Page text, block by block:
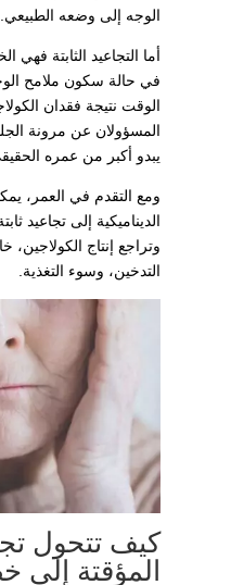
الوجه إلى وضعه الطبيعي.
أما التجاعيد الثابتة
في حالة سكون ملامح
الوقت نتيجة فقدان
المسؤولان عن مرونة
يبدو أكبر من عمره
ومع التقدم في العمر،
الديناميكية إلى تجاعيد
وتراجع إنتاج الكولاجين،
التدخين، وسوء التغذية.
كيف تتحول
المؤقتة إلى